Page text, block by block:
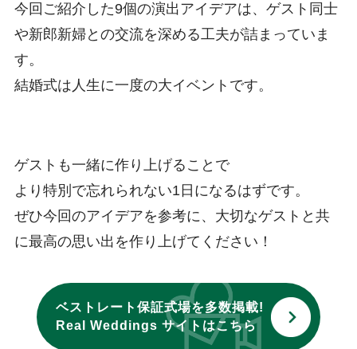
今回ご紹介した9個の演出アイデアは、ゲスト同士
や新郎新婦との交流を深める工夫が詰まっていま
す。
結婚式は人生に一度の大イベントです。
ゲストも一緒に作り上げることで
より特別で忘れられない1日になるはずです。
ぜひ今回のアイデアを参考に、大切なゲストと共
に最高の思い出を作り上げてください！
ベストレート保証式場を多数掲載!
Real Weddings サイトはこちら